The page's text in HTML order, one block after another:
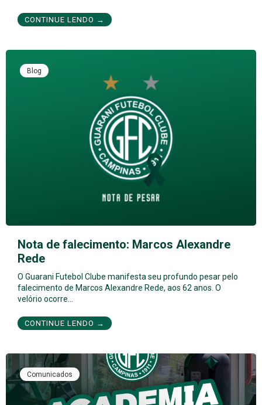
CONTINUE LENDO →
Blog
Nota de falecimento: Marcos Alexandre
Rede
O Guarani Futebol Clube manifesta seu profundo pesar pelo
falecimento de Marcos Alexandre Rede, aos 62 anos. O
velório ocorre…
CONTINUE LENDO →
Comunicados